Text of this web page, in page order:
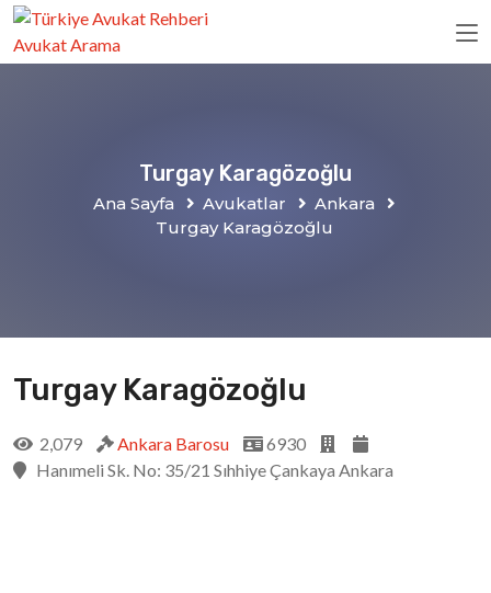
Turgay Karagözoğlu
Ana Sayfa Avukatlar
Ankara
Turgay Karagözoğlu
Turgay Karagözoğlu
2,079 Ankara Barosu
6930
Hanımeli Sk. No: 35/21 Sıhhiye Çankaya Ankara